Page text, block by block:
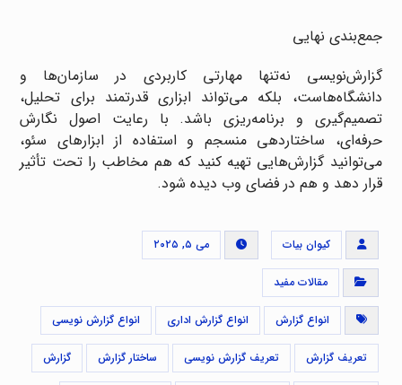
جمع‌بندی نهایی
گزارش‌نویسی نه‌تنها مهارتی کاربردی در سازمان‌ها و
دانشگاه‌هاست، بلکه می‌تواند ابزاری قدرتمند برای تحلیل،
تصمیم‌گیری و برنامه‌ریزی باشد. با رعایت اصول نگارش
حرفه‌ای، ساختاردهی منسجم و استفاده از ابزارهای سئو،
می‌توانید گزارش‌هایی تهیه کنید که هم مخاطب را تحت تأثیر
قرار دهد و هم در فضای وب دیده شود.
کیوان بیات می ۵, ۲۰۲۵
مقالات مفید
انواع گزارش انواع گزارش اداری انواع گزارش نویسی
تعریف گزارش تعریف گزارش نویسی ساختار گزارش گزارش